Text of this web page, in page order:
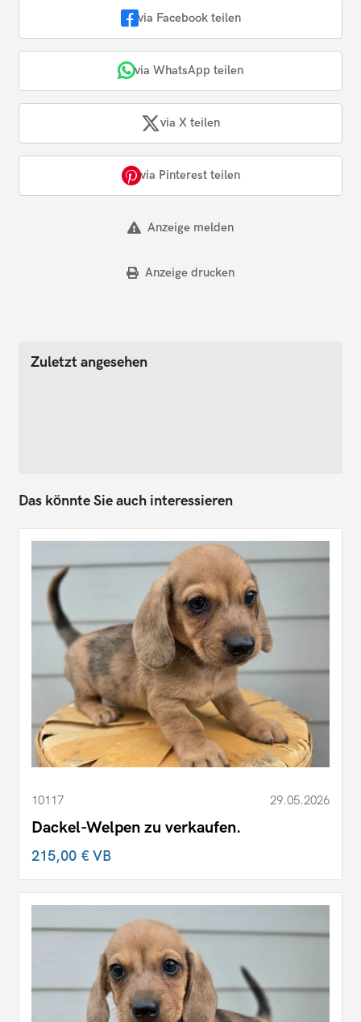
via Facebook teilen
via WhatsApp teilen
via X teilen
via Pinterest teilen
Anzeige melden
Anzeige drucken
Zuletzt angesehen
Das könnte Sie auch interessieren
10117 29.05.2026
Dackel-Welpen zu verkaufen.
215,00 €VB